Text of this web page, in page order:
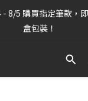
7/30–8/7 進行機器維
」將暫停出貨，敬請見諒
- 8/5 購買指定筆款，
盒包裝！
7/30–8/7 進行機器維